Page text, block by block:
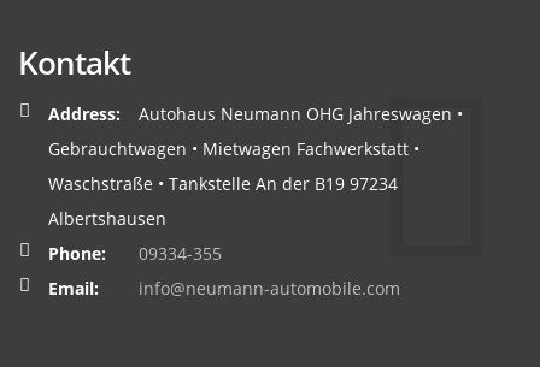
Kontakt
Address:
Autohaus Neumann OHG Jahreswagen •
Gebrauchtwagen • Mietwagen Fachwerkstatt •
Waschstraße • Tankstelle An der B19 97234
Albertshausen
Phone:
09334-355
Email:
info@neumann-automobile.com